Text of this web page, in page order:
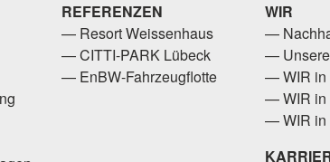
REFERENZEN
Resort Weissenhaus
CITTI-PARK Lübeck
EnBW-Fahrzeugflotte
WIR
WIR
WIR
WIR in